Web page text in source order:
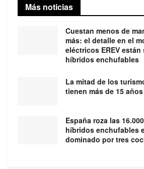
Más noticias
Cuestan menos de
más: el detalle en el
eléctricos EREV
híbridos enchufables
La mitad de los
tienen más de 15 años
España roza las
híbridos enchufables
dominado por tres